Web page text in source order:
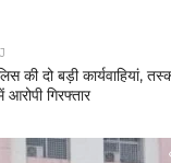
की दो बड़ी कार्यवाहियां,
आरोपी गिरफ्तार